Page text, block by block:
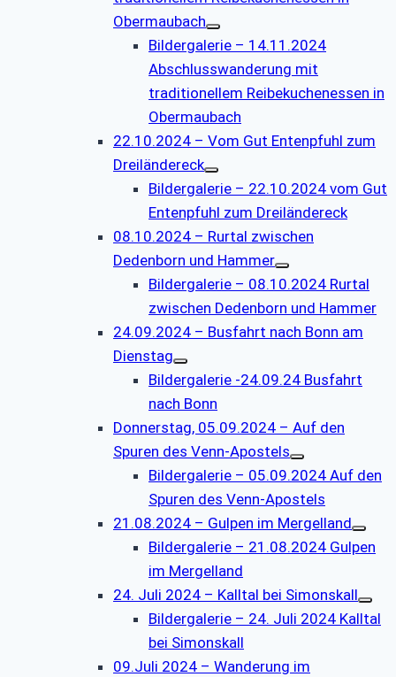
Obermaubach
Bildergalerie – 14.11.2024
Abschlusswanderung mit
traditionellem Reibekuchenessen in
Obermaubach
22.10.2024 – Vom Gut Entenpfuhl zum
Dreiländereck
Bildergalerie – 22.10.2024 vom Gut
Entenpfuhl zum Dreiländereck
08.10.2024 – Rurtal zwischen
Dedenborn und Hammer
Bildergalerie – 08.10.2024 Rurtal
zwischen Dedenborn und Hammer
24.09.2024 – Busfahrt nach Bonn am
Dienstag
Bildergalerie -24.09.24 Busfahrt
nach Bonn
Donnerstag, 05.09.2024 – Auf den
Spuren des Venn-Apostels
Bildergalerie – 05.09.2024 Auf den
Spuren des Venn-Apostels
21.08.2024 – Gulpen im Mergelland
Bildergalerie – 21.08.2024 Gulpen
im Mergelland
24. Juli 2024 – Kalltal bei Simonskall
Bildergalerie – 24. Juli 2024 Kalltal
bei Simonskall
09.Juli 2024 – Wanderung im